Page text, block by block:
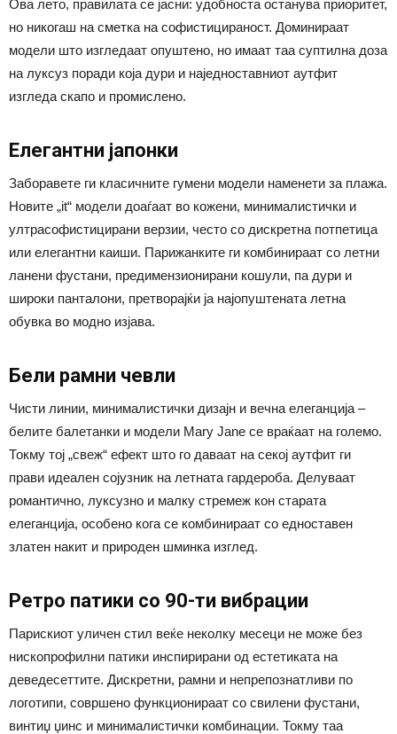
Ова лето, правилата се јасни: удобноста останува приоритет,
но никогаш на сметка на софистицираност. Доминираат
модели што изгледаат опуштено, но имаат таа суптилна доза
на луксуз поради која дури и наједноставниот аутфит
изгледа скапо и промислено.
Елегантни јапонки
Заборавете ги класичните гумени модели наменети за плажа.
Новите „it“ модели доаѓаат во кожени, минималистички и
ултрасофистицирани верзии, често со дискретна потпетица
или елегантни каиши. Парижанките ги комбинираат со летни
ланени фустани, предимензионирани кошули, па дури и
широки панталони, претворајќи ја најопуштената летна
обувка во модно изјава.
Бели рамни чевли
Чисти линии, минималистички дизајн и вечна елеганција –
белите балетанки и модели Mary Jane се враќаат на големо.
Токму тој „свеж“ ефект што го даваат на секој аутфит ги
прави идеален сојузник на летната гардероба. Делуваат
романтично, луксузно и малку стремеж кон старата
елеганција, особено кога се комбинираат со едноставен
златен накит и природен шминка изглед.
Ретро патики со 90-ти вибрации
Парискиот уличен стил веќе неколку месеци не може без
нископрофилни патики инспирирани од естетиката на
деведесеттите. Дискретни, рамни и непрепознатливи по
логотипи, совршено функционираат со свилени фустани,
винтиџ џинс и минималистички комбинации. Токму таа